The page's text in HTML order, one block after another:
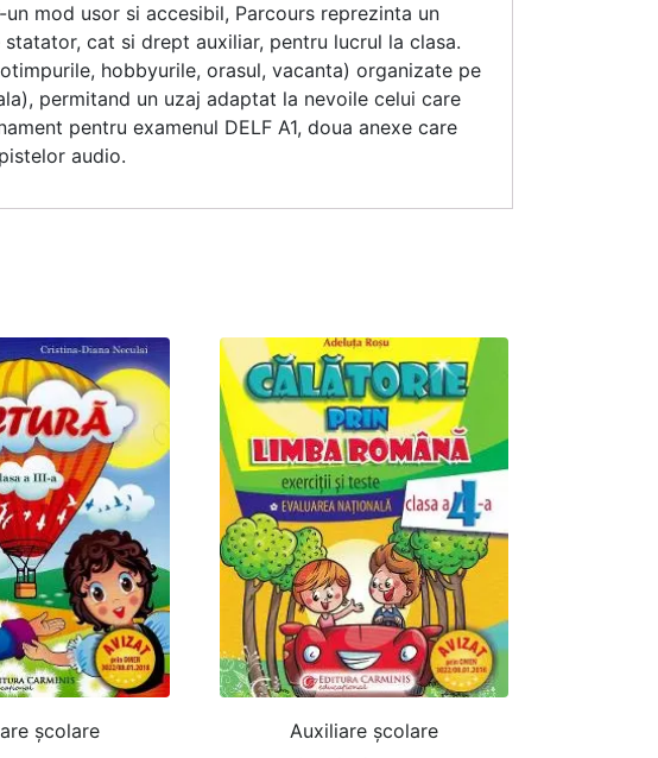
mod usor si accesibil, Parcours reprezinta un
cat si drept auxiliar, pentru lucrul la clasa.
hobbyurile, orasul, vacanta) organizate pe
permitand un uzaj adaptat la nevoile celui care
pentru examenul DELF A1, doua anexe care
audio.
şcolare
Auxiliare şcolare